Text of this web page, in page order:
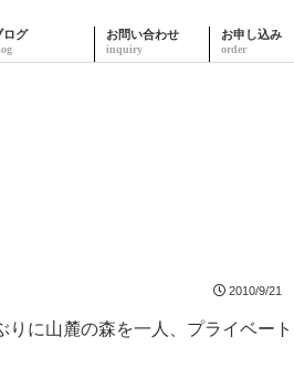
ログ お問い合わせ お申し込み
2010/9/21
に山麓の森を一人、プライベート